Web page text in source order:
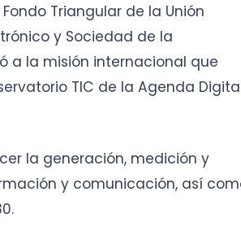
Triangular de la Unión
y Sociedad de la
a la misión internacional que
TIC de la Agenda
la generación, medición y
y comunicación, así